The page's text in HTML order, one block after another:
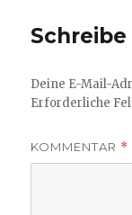
Deine E-Mail-
Erforderliche
KOMMENTAR *